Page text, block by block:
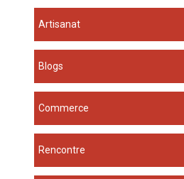
Artisanat
Blogs
Commerce
Rencontre